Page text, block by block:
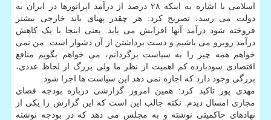
اسلامی با اشاره به اینکه ۲۸ درصد از درآمد اپراتورها در ایران به
دولت می رسد، تصریح کرد: هر چقدر پهنای باند خارجی بیشتر
فروخته شود درآمد آنها افزایش می یابد. یعنی اینجا با یک کاهش
درآمد روبرو می باشیم و دست برداشتن از آن دشوار است. من نمی
خواهم همه چیز را به سیاست برگردانم، می خواهم بگویم منافع
اقتصادی سودبازده کم اهمیت از نظر ما ولی بزرگ از لحاظ عددی،
بزرگی وجود دارد که اجازه نمی دهد این سیاست ها اجرا شود.
مهدی پور تاکید کرد: همین امروز گزارشی درباره بودجه فضای
مجازی امسال دیدم. نکته جالب این است که این گزارش را یکی از
نهادهای حاکمیتی نوشته و به مجلس می دهد که در بودجه نوشته